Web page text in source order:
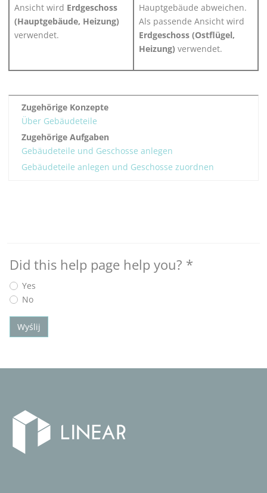
Ansicht wird Erdgeschoss
(Hauptgebäude, Heizung)
verwendet.
Hauptgebäude abweichen.
Als passende Ansicht wird
Erdgeschoss (Ostflügel,
Heizung) verwendet.
Zugehörige Konzepte
Über Gebäudeteile
Zugehörige Aufgaben
Gebäudeteile und Geschosse anlegen
Gebäudeteile anlegen und Geschosse zuordnen
Did this help page help you? *
Yes
No
Wyślij